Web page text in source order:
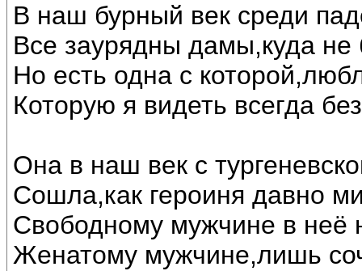
В наш бурный век среди
Все заурядны дамы,куда не
Но есть одна с
Которую я видеть всегда
Она в наш век с
Сошла,как героиня давно
Свободному мужчине в неё
Женатому мужчине,лишь